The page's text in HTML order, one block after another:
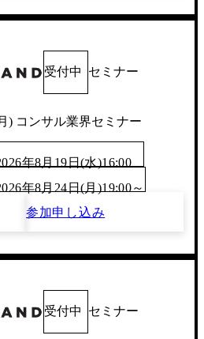
受付中 セミナー
) コンサル業界セミナー
年8月19日(水)16:00
年8月24日(月)19:00～
参加申し込み
受付中 セミナー